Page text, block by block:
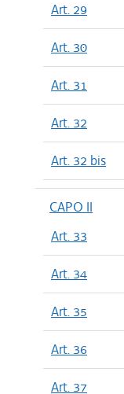
Art. 29
Art. 30
Art. 31
Art. 32
Art. 32 bis
CAPO II
Art. 33
Art. 34
Art. 35
Art. 36
Art. 37